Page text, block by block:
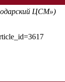
ЦСМ»)